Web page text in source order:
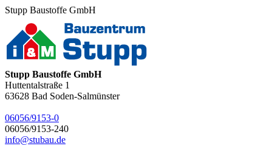
Stupp Baustoffe GmbH
Stupp Baustoffe GmbH
Huttentalstraße 1
63628 Bad Soden-Salmünster
06056/9153-0
06056/9153-240
info@stubau.de